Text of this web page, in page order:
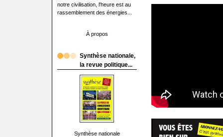
notre civilisation, l'heure est au
rassemblement des énergies...
À propos
Synthèse nationale,
la revue politique...
Synthèse nationale